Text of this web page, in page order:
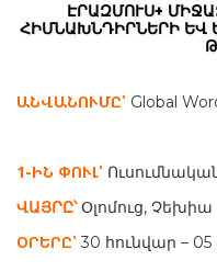
ԷՐԱԶՄՈՒՍ+
ՀԻՄՆԱԽՆԴԻՐՆԵՐԻ ԵՎ
ԱՆՎԱՆՈՒՄԸ՝ Global
1-ԻՆ ՓՈՒԼ՝
ՎԱՅՐԸ՝ Օլոմուց, Չեխիա
ՕՐԵՐԸ՝ 30 հունվար –